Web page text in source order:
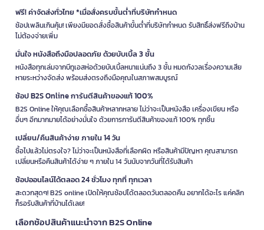
ฟรี! ค่าจัดส่งทั่วไทย *เมื่อสั่งครบขั้นต่ำที่บริษัทกำหนด
ช้อปเพลินเกินคุ้ม! เพียงมียอดสั่งซื้อสินค้าขั้นต่ำที่บริษัทกำหนด รับสิทธิ์ส่งฟรีถึงบ้าน
ไม่ต้องจ่ายเพิ่ม
มั่นใจ หนังสือถึงมือปลอดภัย ด้วยบับเบิ้ล 3 ชั้น
หนังสือทุกเล่มจากบีทูเอสห่อด้วยบับเบิ้ลหนาแน่นถึง 3 ชั้น หมดกังวลเรื่องความเสีย
หายระหว่างจัดส่ง พร้อมส่งตรงถึงมือคุณในสภาพสมบูรณ์
ช้อป B2S Online การันตีสินค้าของแท้ 100%
B2S Online ให้คุณเลือกซื้อสินค้าหลากหลาย ไม่ว่าจะเป็นหนังสือ เครื่องเขียน หรือ
อื่นๆ อีกมากมายได้อย่างมั่นใจ ด้วยการการันตีสินค้าของแท้ 100% ทุกชิ้น
เปลี่ยน/คืนสินค้าง่าย ภายใน 14 วัน
ซื้อไปแล้วไม่ตรงใจ? ไม่ว่าจะเป็นหนังสือที่เลือกผิด หรือสินค้ามีปัญหา คุณสามารถ
เปลี่ยนหรือคืนสินค้าได้ง่าย ๆ ภายใน 14 วันนับจากวันที่ได้รับสินค้า
ช้อปออนไลน์ได้ตลอด 24 ชั่วโมง ทุกที่ ทุกเวลา
สะดวกสุดๆ! B2S online เปิดให้คุณช้อปได้ตลอดวันตลอดคืน อยากได้อะไร แค่คลิก
ก็รอรับสินค้าที่บ้านได้เลย!
เลือกช้อปสินค้าแนะนำจาก B2S Online